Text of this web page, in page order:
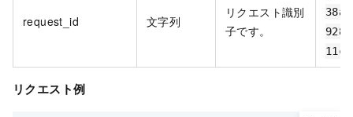
request_id 文字列
リクエスト識別
子です。
リクエスト例